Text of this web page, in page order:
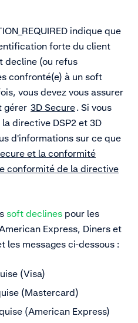
indique que
forte du client
decline (ou refus
confronté(e) à un soft
vous devez vous assurer
gérer 3D Secure. Si vous
directive DSP2 et 3D
d'informations sur ce que
et la conformité
conformité de la directive
soft declines pour les
Express, Diners et
les messages ci-dessous :
(Visa)
(Mastercard)
(American Express)